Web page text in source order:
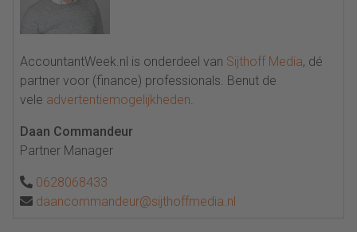
AccountantWeek.nl is onderdeel van Sijthoff Media, dé
partner voor (finance) professionals. Benut de
vele advertentiemogelijkheden
Daan Commandeur
Partner Manager
0628068433
daancommandeur@sijthoffmedia.nl